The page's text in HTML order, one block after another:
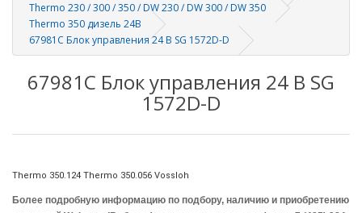
Thermo 230 / 300 / 350 / DW 230 / DW 300 / DW 350
Thermo 350 дизель 24В
67981C Блок управления 24 В SG 1572D-D
67981C Блок управления 24 В SG
1572D-D
Thermo 350.124 Thermo 350.056 Vossloh
Более подробную информацию по подбору, наличию и приобретению